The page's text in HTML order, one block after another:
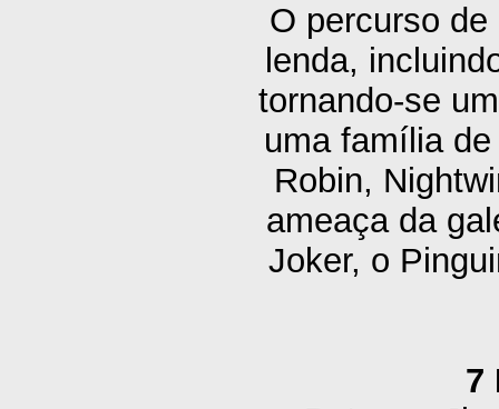
O percurso
lenda,
tornando-se
uma família
Robin,
ameaça da
Joker, o
7